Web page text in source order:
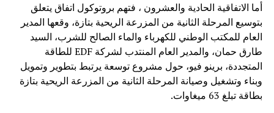
أما الاتفاقية الحادية والعشرون ، فتهم بروتوكول اتفاق يتعلق
بتوسيع المرحلة الثانية من المزرعة الريحية بتازة، وقعها المدير
العام للمكتب الوطني للكهرباء والماء الصالح للشرب، السيد
طارق حمان، والمدير العام المنتدب لشركة EDF للطاقة
المتجددة، برينو فيو، حول مشروع توسعة يرتبط بتطوير وتمويل
وبناء وتشغيل وصيانة المرحلة الثانية من المزرعة الريحية بتازة
بطاقة تبلغ 63 ميغاوات.